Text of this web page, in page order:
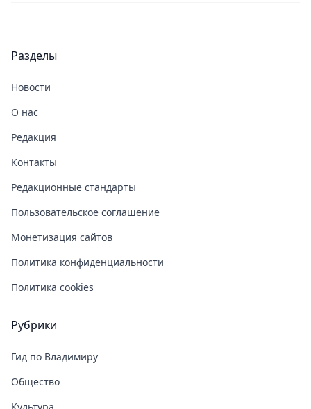
Разделы
Новости
О нас
Редакция
Контакты
Редакционные стандарты
Пользовательское соглашение
Монетизация сайтов
Политика конфиденциальности
Политика cookies
Рубрики
Гид по Владимиру
Общество